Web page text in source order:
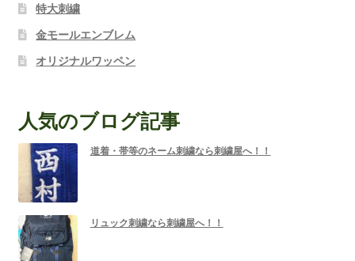
特大刺繍
金モールエンブレム
オリジナルワッペン
人気のブログ記事
道着・帯等のネーム刺繍なら刺繍屋へ！！
リュック刺繍なら刺繍屋へ！！